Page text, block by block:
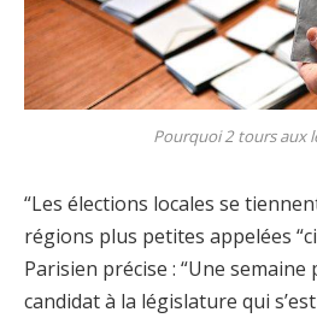
Pourquoi 2 tours aux
“Les élections locales se
régions plus petites appelées
Parisien précise : “Une
candidat à la législature qui